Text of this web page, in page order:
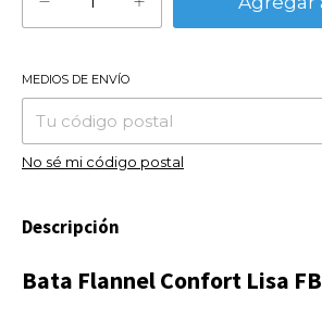
Entregas para el CP:
MEDIOS DE ENVÍO
No sé mi código postal
Descripción
Bata Flannel Confort Lisa FB